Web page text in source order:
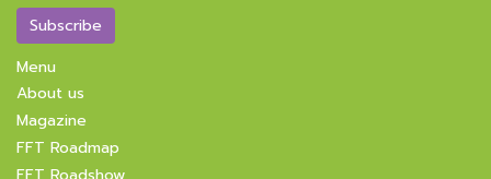
Subscribe
Menu
About us
Magazine
FFT Roadmap